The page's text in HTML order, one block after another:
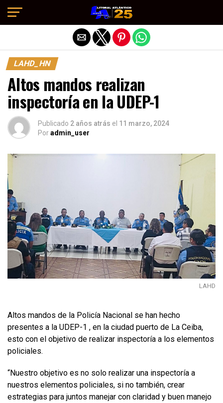
LAHD_HN
Altos mandos realizan
inspectoría en la UDEP-1
Publicado 2 años atrás el 11 marzo, 2024
Poradmin_user
LAHD
Altos mandos de la Policía Nacional se han hecho
presentes a la UDEP-1 , en la ciudad puerto de La Ceiba,
esto con el objetivo de realizar inspectoría a los elementos
policiales.
“Nuestro objetivo es no solo realizar una inspectoría a
nuestros elementos policiales, si no también, crear
estrategias para juntos manejar con claridad y buen manejo
Salir de la versión móvil